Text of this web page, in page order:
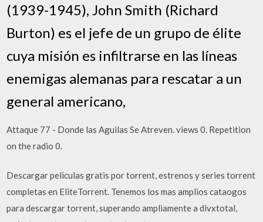
(1939-1945), John Smith (Richard
Burton) es el jefe de un grupo de élite
cuya misión es infiltrarse en las líneas
enemigas alemanas para rescatar a un
general americano,
Attaque 77 - Donde las Aguilas Se Atreven. views 0. Repetition
on the radio 0.
Descargar peliculas gratis por torrent, estrenos y series torrent
completas en EliteTorrent. Tenemos los mas amplios cataogos
para descargar torrent, superando ampliamente a divxtotal,